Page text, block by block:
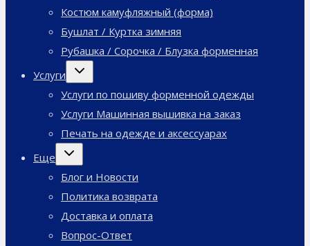
Костюм камуфляжный (форма)
Бушлат / Куртка зимняя
Рубашка / Сорочка / Блузка форменная
Услуги
Переключить
Услуги по пошиву форменной одежды
Услуги Машинная вышивка на заказ
Печать на одежде и аксессуарах
Еще
Переключить
Блог и Новости
Политика возврата
Доставка и оплата
Вопрос-Ответ